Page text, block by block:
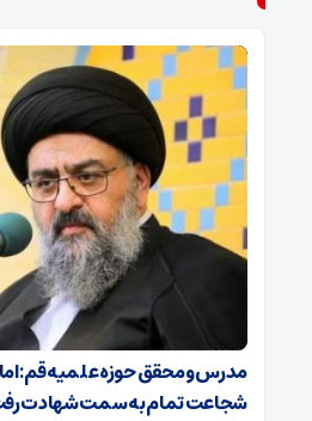
مدرس و محقق حوزه علمیه قم:
شجاعت تمام به سمت شهادت